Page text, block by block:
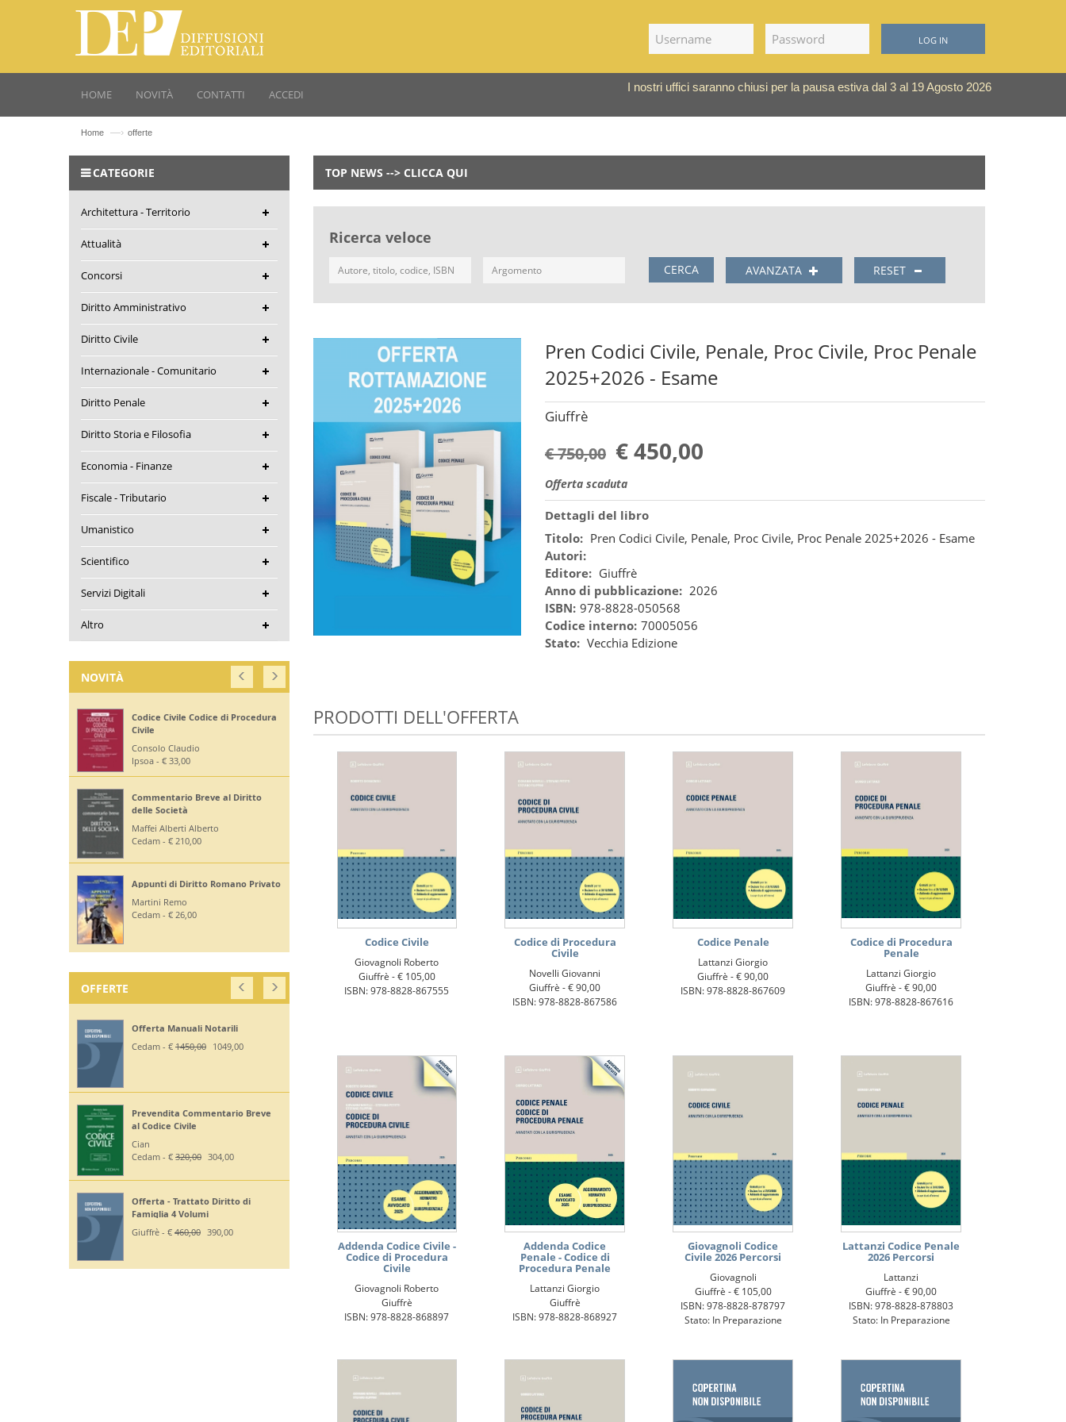
LOG IN
HOME NOVITÀ CONTATTI ACCEDI
I nostri uffici saranno chiusi per la pausa estiva dal 3 al 19 Agosto 2026
Home —› offerte
TOP NEWS --> CLICCA QUI
Ricerca veloce
CERCA AVANZATA RESET
Pren Codici Civile, Penale, Proc Civile, Proc Penale
2025+2026 - Esame
Giuffrè
€ 750,00 € 450,00
Offerta scaduta
Dettagli del libro
Titolo: Pren Codici Civile, Penale, Proc Civile, Proc Penale 2025+2026 - Esame
Autori:
Editore: Giuffrè
Anno di pubblicazione: 2026
ISBN: 978-8828-050568
Codice interno: 70005056
Stato: Vecchia Edizione
PRODOTTI DELL'OFFERTA
Codice Civile
Giovagnoli Roberto
Giuffrè -€ 105,00
ISBN: 978-8828-867555
Codice di Procedura
Civile
Novelli Giovanni
Giuffrè -€ 90,00
ISBN: 978-8828-867586
Codice Penale
Lattanzi Giorgio
Giuffrè -€ 90,00
ISBN: 978-8828-867609
Codice di Procedura
Penale
Lattanzi Giorgio
Giuffrè -€ 90,00
ISBN: 978-8828-867616
Addenda Codice Civile -
Codice di Procedura
Civile
Giovagnoli Roberto
Giuffrè
ISBN: 978-8828-868897
Addenda Codice
Penale - Codice di
Procedura Penale
Lattanzi Giorgio
Giuffrè
ISBN: 978-8828-868927
Giovagnoli Codice
Civile 2026 Percorsi
Giovagnoli
Giuffrè -€ 105,00
ISBN: 978-8828-878797
Stato: In Preparazione
Lattanzi Codice Penale
2026 Percorsi
Lattanzi
Giuffrè -€ 90,00
ISBN: 978-8828-878803
Stato: In Preparazione
CATEGORIE
Architettura - Territorio
Attualità
Concorsi
Diritto Amministrativo
Diritto Civile
Internazionale - Comunitario
Diritto Penale
Diritto Storia e Filosofia
Economia - Finanze
Fiscale - Tributario
Umanistico
Scientifico
Servizi Digitali
Altro
NOVITÀ
Codice Civile Codice di Procedura
Civile
Consolo Claudio
Ipsoa - € 33,00
Commentario Breve al Diritto
delle Società
Maffei Alberti Alberto
Cedam - € 210,00
Appunti di Diritto Romano Privato
Martini Remo
Cedam - € 26,00
OFFERTE
Offerta Manuali Notarili
Cedam - € 1450,00 1049,00
Prevendita Commentario Breve
al Codice Civile
Cian
Cedam - € 320,00 304,00
Offerta - Trattato Diritto di
Famiglia 4 Volumi
Giuffrè - € 460,00 390,00